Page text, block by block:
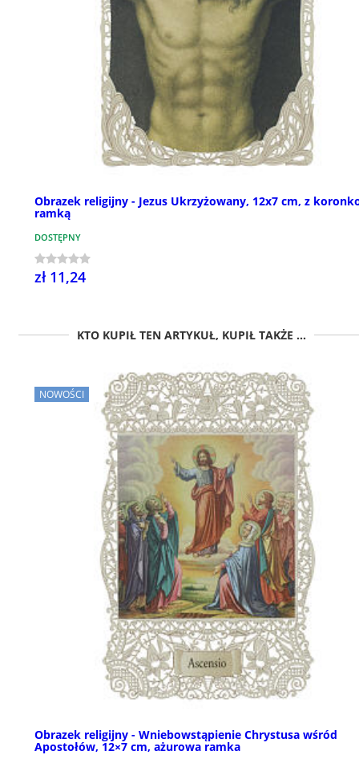
Obrazek religijny - Jezus Ukrzyżowany, 12x7 cm, z
ramką
DOSTĘPNY
zł 11,24
KTO KUPIŁ TEN ARTYKUŁ, KUPIŁ TAKŻE ...
NOWOŚCI
Obrazek religijny - Wniebowstąpienie Chrystusa wśród
Apostołów, 12×7 cm, ażurowa ramka